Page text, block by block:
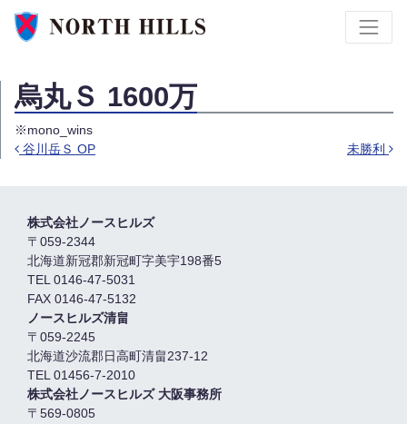
烏丸Ｓ 1600万
※mono_wins
谷川岳Ｓ OP 未勝利
株式会社ノースヒルズ
〒059-2344
北海道新冠郡新冠町字美宇198番5
TEL 0146-47-5031
FAX 0146-47-5132
ノースヒルズ清畠
〒059-2245
北海道沙流郡日高町清畠237-12
TEL 01456-7-2010
株式会社ノースヒルズ 大阪事務所
〒569-0805